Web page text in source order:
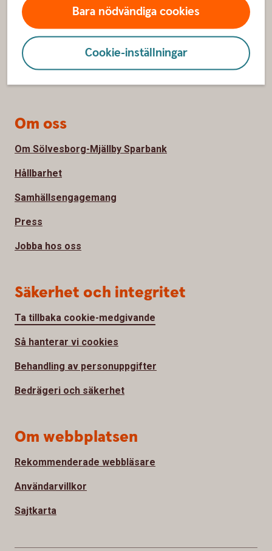
Bara nödvändiga cookies
Cookie-inställningar
Kontakta oss
Spärrhjälp
Bli kund
Om oss
Om Sölvesborg-Mjällby Sparbank
Hållbarhet
Samhällsengagemang
Press
Jobba hos oss
Säkerhet och integritet
Ta tillbaka cookie-medgivande
Så hanterar vi cookies
Behandling av personuppgifter
Bedrägeri och säkerhet
Om webbplatsen
Rekommenderade webbläsare
Användarvillkor
Sajtkarta